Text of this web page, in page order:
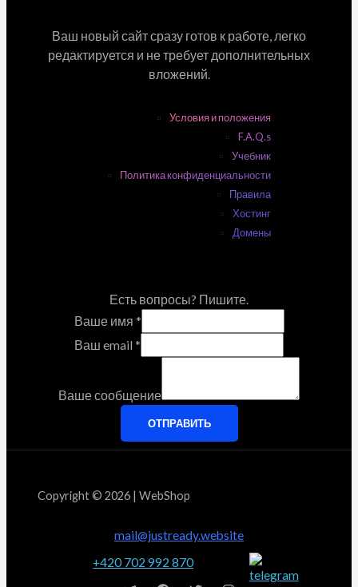
Ваш новый сайт сразу готов к работе, легко
редактируется и не требует дополнительных
вложений.
Условия и положения
F.A.Q.s
Учебник
Политика конфиденциальности
Правила
Хостинг
Домены
Есть вопросы? Пишите.
Ваше имя *
Ваш email *
Ваше сообщение
ОТПРАВИТЬ
Copyright © 2026 | WebShop
mail@justready.website
+420 702 992 870